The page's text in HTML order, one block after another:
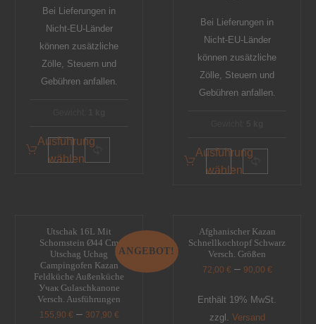
Bei Lieferungen in
Nicht-EU-Länder
können zusätzliche
Zölle, Steuern und
Gebühren anfallen.
Ausführung
wählen
Bei Lieferungen in
Nicht-EU-Länder
können zusätzliche
Zölle, Steuern und
Gebühren anfallen.
Ausführung
wählen
ANGEBOT!
Utschak 16L Mit
Schornstein Ø44 Cm
Utschag Uchag
Campingofen Kazan
Feldküche Außenküche
Учак Gulaschkanone
Versch. Ausführungen
155,90 € – 307,90 €
Afghanischer Kazan
Schnellkochtopf Schwarz
Versch. Größen
72,00 € – 90,00 €
Enthält 19% MwSt.
zzgl. Versand